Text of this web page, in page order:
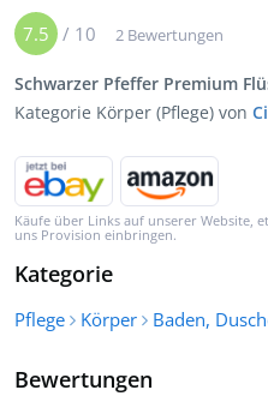
7.5 / 10 2 Bewertungen
Schwarzer Pfeffer Premium
Kategorie Körper (Pflege) von
Käufe über Links auf unserer Website,
uns Provision einbringen.
Kategorie
Pflege Körper Baden,
Bewertungen